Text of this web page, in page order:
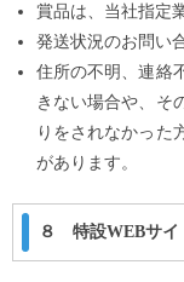
賞品は、当社指定
発送状況のお問い
住所の不明、連絡
きない場合や、そ
りをされなかった
があります。
８ 特設WEBサイ